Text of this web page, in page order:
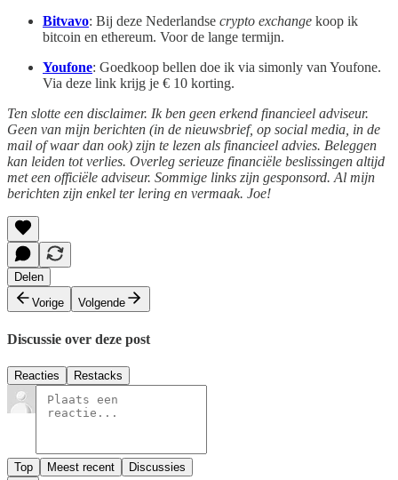
Bitvavo: Bij deze Nederlandse crypto exchange koop ik
bitcoin en ethereum. Voor de lange termijn.
Youfone: Goedkoop bellen doe ik via simonly van Youfone.
Via deze link krijg je € 10 korting.
Ten slotte een disclaimer. Ik ben geen erkend financieel adviseur.
Geen van mijn berichten (in de nieuwsbrief, op social media, in de
mail of waar dan ook) zijn te lezen als financieel advies. Beleggen
kan leiden tot verlies. Overleg serieuze financiële beslissingen altijd
met een officiële adviseur. Sommige links zijn gesponsord. Al mijn
berichten zijn enkel ter lering en vermaak. Joe!
Delen
Vorige
Volgende
Discussie over deze post
Reacties Restacks
Top Meest recent Discussies